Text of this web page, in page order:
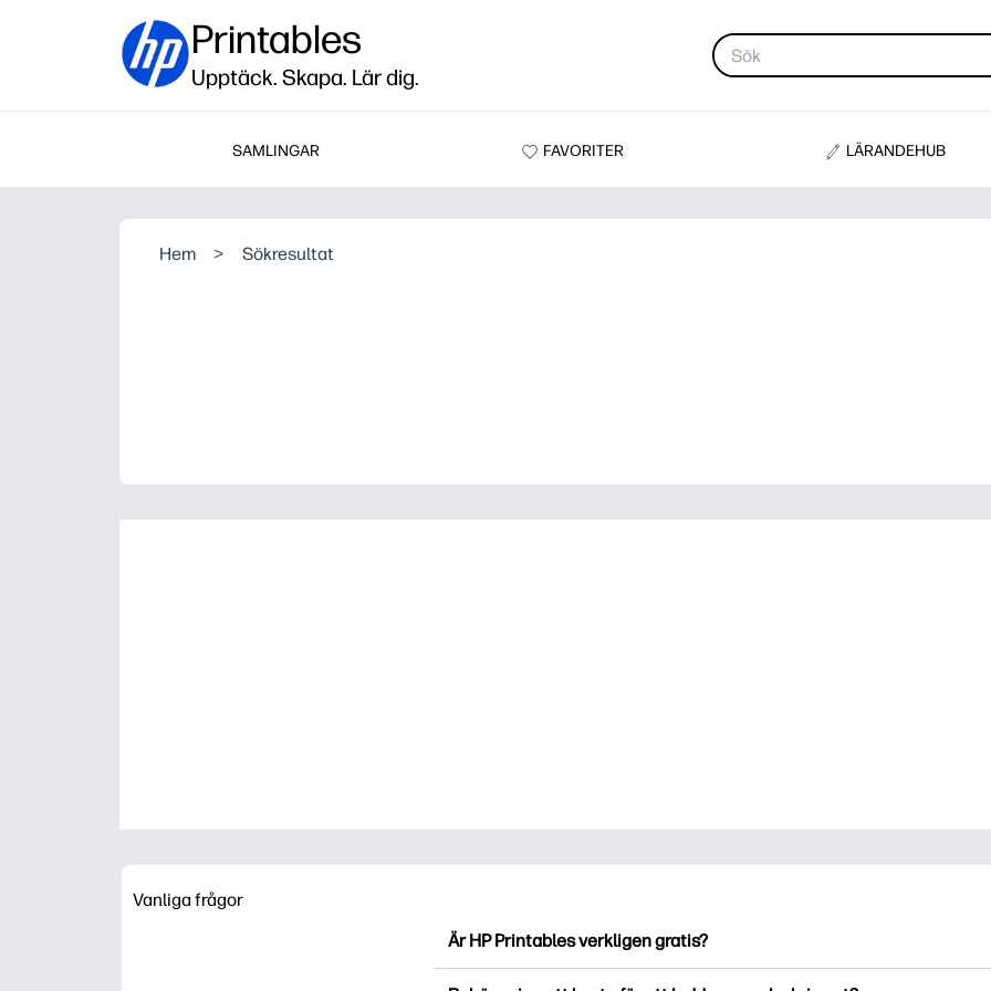
Printables
Upptäck. Skapa. Lär dig.
SAMLINGAR FAVORITER LÄRANDEHUB
Hem > Sökresultat
Vanliga frågor
Är HP Printables verkligen gratis?